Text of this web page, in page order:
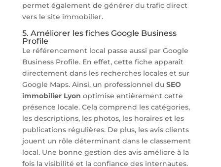
permet également de générer du trafic direct
vers le site immobilier.
5. Améliorer les fiches Google Business
Profile
Le référencement local passe aussi par Google
Business Profile. En effet, cette fiche apparaît
directement dans les recherches locales et sur
Google Maps. Ainsi, un professionnel du SEO
immobilier Lyon optimise entièrement cette
présence locale. Cela comprend les catégories,
les descriptions, les photos, les horaires et les
publications régulières. De plus, les avis clients
jouent un rôle déterminant dans le classement
local. Une bonne gestion des avis améliore à la
fois la visibilité et la confiance des internautes.